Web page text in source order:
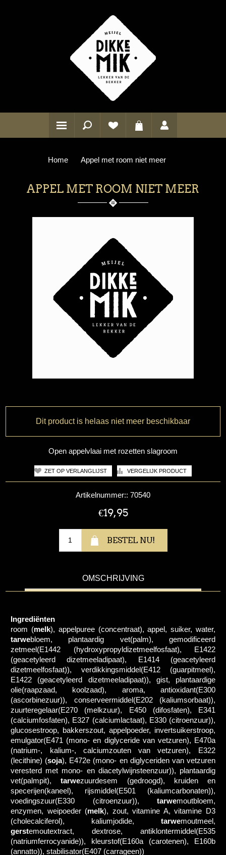
Home Appel met room niet meer
APPEL MET ROOM NIET MEER
Dit product is helaas niet meer beschikbaar
Open appelvlaai met rozetten slagroom
Artikelnummer:: 70540
€19,95
OMSCHRIJVING
Ingrediënten
room (melk), appelpuree (concentraat), appel, suiker, water,
tarwebloem, plantaardig vet(palm), gemodificeerd
zetmeel(E1442 (hydroxypropyldizetmeelfosfaat), E1422
(geacetyleerd dizetmeeladipaat), E1414 (geacetyleerd
dizetmeelfosfaat)), verdikkingsmiddel(E412 (guarpitmeel),
E1422 (geacetyleerd dizetmeeladipaat)), gist, plantaardige
olie(raapzaad, koolzaad), aroma, antioxidant(E300
(ascorbinezuur)), conserveermiddel(E202 (kaliumsorbaat)),
zuurteregelaar(E270 (melkzuur), E450 (difosfaten), E341
(calciumfosfaten), E327 (calciumlactaat), E330 (citroenzuur)),
glucosestroop, bakkerszout, appelpoeder, invertsuikerstroop,
emulgator(E471 (mono- en diglyceride van vetzuren), E470a
(natrium-, kalium-, calciumzouten van vetzuren), E322
(lecithine) (soja), E472e (mono- en diglyceriden van vetzuren
veresterd met mono- en diacetylwijnsteenzuur)), plantaardig
vet(palmpit),tarwezuurdesem (gedroogd), kruiden en
specerijen(kaneel), rijsmiddel(E501 (kaliumcarbonaten)),
voedingszuur(E330 (citroenzuur)), tarwemoutbloem,
enzymen, weipoeder (melk), zout, vitamine A, vitamine D3
(cholecalciferol), kaliumjodide, tarwemoutmeel,
gerstemoutextract, dextrose, antiklontermiddel(E535
(natriumferrocyanide)), kleurstof(E160a (carotenen), E160b
(annatto)), stabilisator(E407 (carrageen))